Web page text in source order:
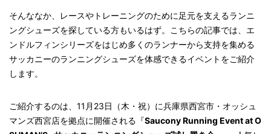
そんななか、レースやトレーニングのために足元を支えるランニ
ングシューズを探している方もいるはず。こちらの記事では、エ
ンドルフィンシリーズをはじめ多くのランナーから支持を集める
サッカニーのランニングシューズを体感できるイベントをご紹介
します。
ご紹介するのは、11月23日（木・祝）に兵庫県西宮市・オッシュ
マンズ西宮店を拠点に開催される『Saucony Running Event at O